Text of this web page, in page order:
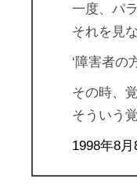
一度、パ
それを見
‘障害者の
その時、
そういう
1998年8